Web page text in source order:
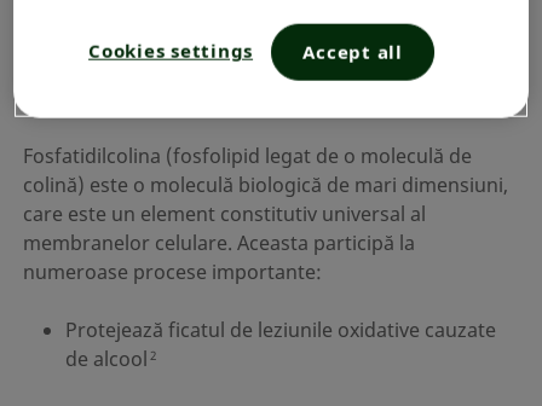
Fosfatidilcolina este o substanță nutritivă care este
necesară pentru funcționarea adecvată a
Fosfatidilcolina (fosfolipid legat de o moleculă de
colină) este o moleculă biologică de mari dimensiuni,
care este un element constitutiv universal al
membranelor celulare. Aceasta participă la
numeroase procese importante:
Protejează ficatul de leziunile oxidative cauzate
de alcool 2
Cookies settings Accept all